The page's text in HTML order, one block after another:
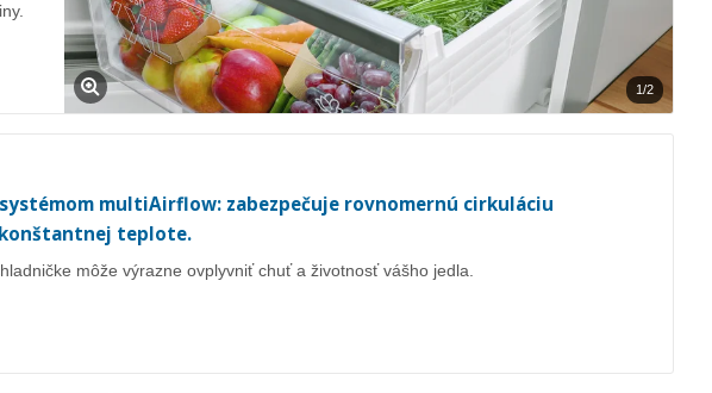
1/2
multiAirflow: zabezpečuje rovnomernú cirkuláciu
teplote.
môže výrazne ovplyvniť chuť a životnosť vášho jedla.